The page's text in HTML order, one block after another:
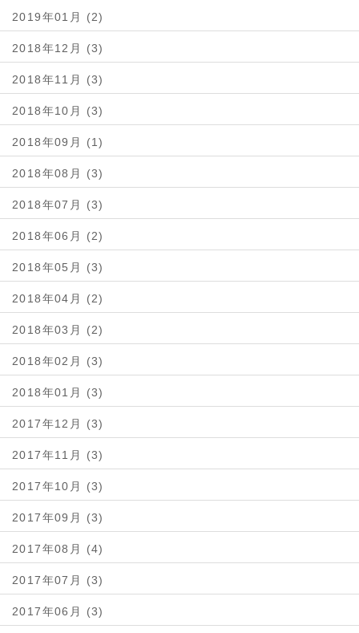
2019年01月 (2)
2018年12月 (3)
2018年11月 (3)
2018年10月 (3)
2018年09月 (1)
2018年08月 (3)
2018年07月 (3)
2018年06月 (2)
2018年05月 (3)
2018年04月 (2)
2018年03月 (2)
2018年02月 (3)
2018年01月 (3)
2017年12月 (3)
2017年11月 (3)
2017年10月 (3)
2017年09月 (3)
2017年08月 (4)
2017年07月 (3)
2017年06月 (3)